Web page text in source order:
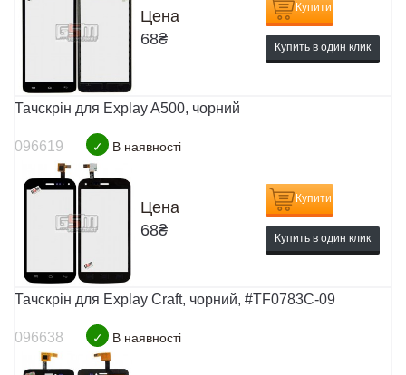
Цена
68₴
Купити
Купить в один клик
Тачскрін для Explay A500, чорний
096619 ✓ В наявності
Цена
68₴
Купити
Купить в один клик
Тачскрін для Explay Craft, чорний, #TF0783C-09
096638 ✓ В наявності